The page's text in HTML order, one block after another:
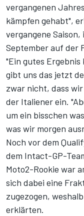
vergangenen
kämpfen gehabt",
vergangene
September auf der
"Ein gutes
gibt uns das jetzt
zwar nicht, dass
der Italiener ein.
um ein bisschen
was wir morgen
Noch vor dem
dem Intact-GP-
Moto2-Rookie war
sich dabei eine
zugezogen,
erklärten.